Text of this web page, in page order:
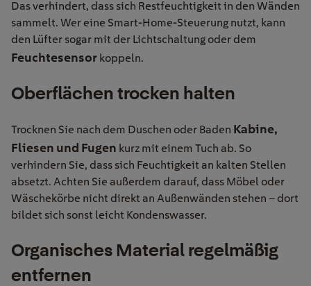
Das verhindert, dass sich Restfeuchtigkeit in den Wänden
sammelt. Wer eine Smart-Home-Steuerung nutzt, kann
den Lüfter sogar mit der Lichtschaltung oder dem
Feuchtesensor koppeln.
Oberflächen trocken halten
Trocknen Sie nach dem Duschen oder Baden Kabine,
Fliesen und Fugen kurz mit einem Tuch ab. So
verhindern Sie, dass sich Feuchtigkeit an kalten Stellen
absetzt. Achten Sie außerdem darauf, dass Möbel oder
Wäschekörbe nicht direkt an Außenwänden stehen – dort
bildet sich sonst leicht Kondenswasser.
Organisches Material regelmäßig
entfernen